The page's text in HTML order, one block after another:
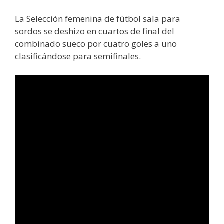
La Selección femenina de fútbol sala para
sordos se deshizo en cuartos de final del
combinado sueco por cuatro goles a uno
clasificándose para semifinales.